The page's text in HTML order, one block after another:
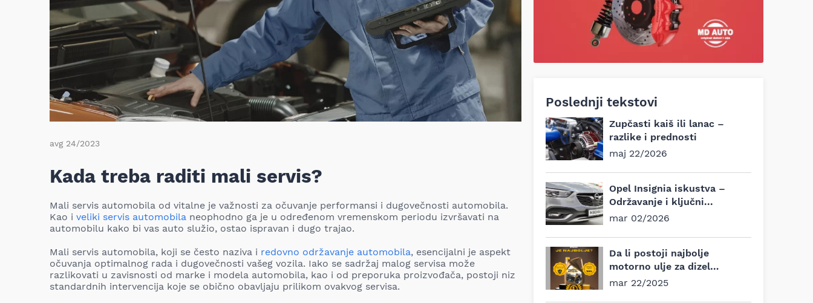
avg 24/2023
Kada treba raditi mali servis?
Mali servis automobila od vitalne je važnosti za očuvanje performansi i dugovečnosti automobila.
Kao i veliki servis automobila neophodno ga je u određenom vremenskom periodu izvršavati na
automobilu kako bi vas auto služio, ostao ispravan i dugo trajao.
Mali servis automobila, koji se često naziva i redovno održavanje automobila, esencijalni je aspekt
očuvanja optimalnog rada i dugovečnosti vašeg vozila. Iako se sadržaj malog servisa može
razlikovati u zavisnosti od marke i modela automobila, kao i od preporuka proizvođača, postoji niz
standardnih intervencija koje se obično obavljaju prilikom ovakvog servisa.
Poslednji tekstovi
Zupčasti kaiš ili lanac –
razlike i prednosti
maj 22/2026
Opel Insignia iskustva –
Održavanje i ključni...
mar 02/2026
Da li postoji najbolje
motorno ulje za dizel
motore?
mar 22/2025